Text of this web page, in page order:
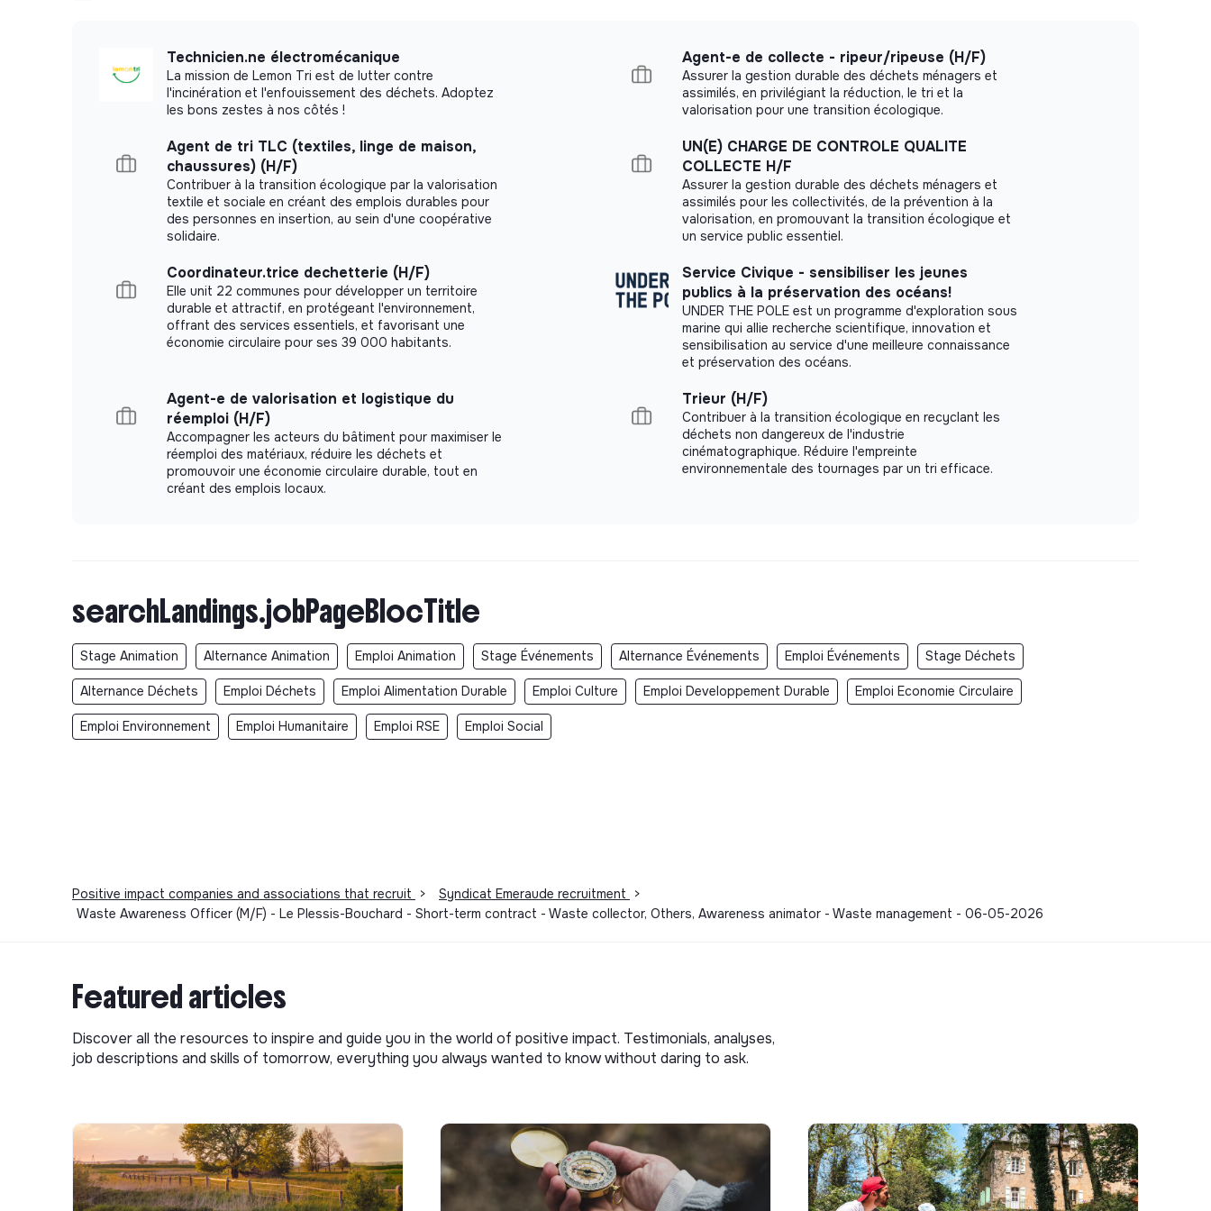
- Prise en charge de l’abonnement de transport en commun à 75%
- Participation employeur à la mutuelle (si labellisée) et possibilité d’adhérer à un contrat
- Avantages liés à l’adhésion au Comité National d’Action Sociale (CNAS).
- Autres avantages (sous conditions) : Compte Épargne-Temps, Forfait Mobilité Durable,
Technicien.ne électromécanique
La mission de Lemon Tri est de lutter contre
l'incinération et l'enfouissement des déchets. Adoptez
les bons zestes à nos côtés !
Agent-e de collecte - ripeur/ripeuse (H/F)
Assurer la gestion durable des déchets ménagers et
assimilés, en privilégiant la réduction, le tri et la
valorisation pour une transition écologique.
Agent de tri TLC (textiles, linge de maison,
chaussures) (H/F)
Contribuer à la transition écologique par la valorisation
textile et sociale en créant des emplois durables pour
des personnes en insertion, au sein d'une coopérative
solidaire.
UN(E) CHARGE DE CONTROLE QUALITE
COLLECTE H/F
Assurer la gestion durable des déchets ménagers et
assimilés pour les collectivités, de la prévention à la
valorisation, en promouvant la transition écologique et
un service public essentiel.
Coordinateur.trice dechetterie (H/F)
Elle unit 22 communes pour développer un territoire
durable et attractif, en protégeant l'environnement,
offrant des services essentiels, et favorisant une
économie circulaire pour ses 39 000 habitants.
Service Civique - sensibiliser les jeunes
publics à la préservation des océans!
UNDER THE POLE est un programme d'exploration sous
marine qui allie recherche scientifique, innovation et
sensibilisation au service d'une meilleure connaissance
et préservation des océans.
Agent-e de valorisation et logistique du
réemploi (H/F)
Accompagner les acteurs du bâtiment pour maximiser le
réemploi des matériaux, réduire les déchets et
promouvoir une économie circulaire durable, tout en
créant des emplois locaux.
Trieur (H/F)
Contribuer à la transition écologique en recyclant les
déchets non dangereux de l'industrie
cinématographique. Réduire l'empreinte
environnementale des tournages par un tri efficace.
searchLandings.jobPageBlocTitle
Stage Animation Alternance Animation Emploi Animation Stage Événements Alternance Événements Emploi Événements Stage Déchets
Alternance Déchets Emploi Déchets Emploi Alimentation Durable Emploi Culture Emploi Developpement Durable Emploi Economie Circulaire
Emploi Environnement Emploi Humanitaire Emploi RSE Emploi Social
Positive impact companies and associations that recruit > Syndicat Emeraude recruitment
>
Waste Awareness Officer (M/F) - Le Plessis-Bouchard - Short-term contract - Waste collector, Others, Awareness animator - Waste management - 06-05-2026
Featured articles
Discover all the resources to inspire and guide you in the world of positive impact. Testimonials, analyses,
job descriptions and skills of tomorrow, everything you always wanted to know without daring to ask.